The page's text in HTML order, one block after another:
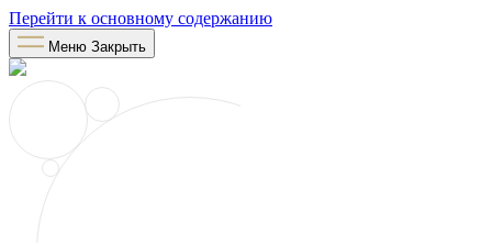
Перейти к основному содержанию
Меню Закрыть